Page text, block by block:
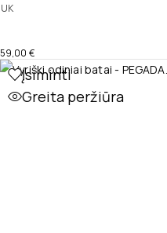
UK
59,00 €
Įsiminti
Greita peržiūra